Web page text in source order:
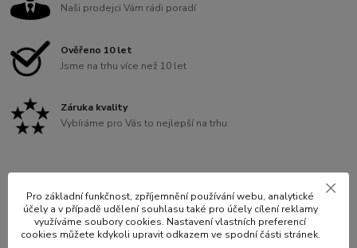
Naši prodejci Vám rádi poradí
Ověřeno 10 let
Jsme na trhu více než 10 let
Záruka kvality
Vybíráme pro Vás to nejlepší na trhu
Kompletní specifikace
Hodnocení 0
Pro základní funkčnost, zpříjemnění používání webu, analytické
účely a v případě udělení souhlasu také pro účely cílení reklamy
využíváme soubory cookies. Nastavení vlastních preferencí
cookies můžete kdykoli upravit odkazem ve spodní části stránek.